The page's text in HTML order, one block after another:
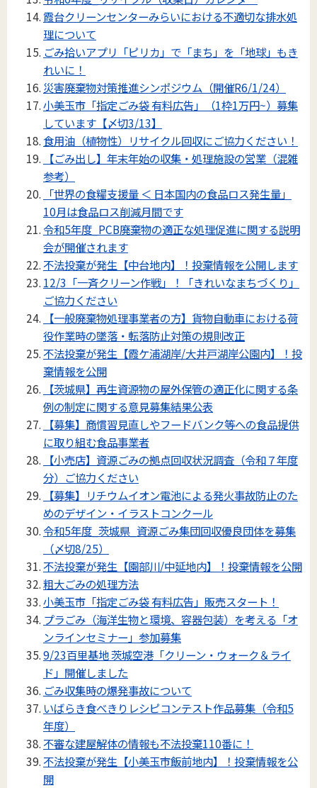
霞台クリーンセンターみらいにおける不適切な排水処
理について
ごみ拾いアプリ「ピリカ」で「まち」を「地球」もき
れいに！
災害廃棄物対策推進シンポジウム（開催R6/1/24）
小美玉市「指定ごみ袋 有料広告」（1枠1万円~）募集
しています【〆切3/13】
食用油（植物性）リサイクル回収にご協力ください！
【ごみ出し】年末年始の収集・処理施設の営業（混雑
参考）
「世界の食糧支援量 ＜ 日本国内の食品ロス発生量」
10月は食品ロス削減月間です
令和5年度_PCB廃棄物の適正な処理促進に関する説明
会が開催されます
不法投棄が発生【中台地内】！投棄情報を公開します
12/3「一斉クリーン作戦」！「きれいなまちづくり」
ご協力ください
【一般廃棄物処理事業者の方】貨物⾃動⾞における荷
役作業時の墜落・転落防⽌対策の規則改正
不法投棄が発生【霞ケ浦湖岸/大井戸湖岸公園内】！投
棄情報を公開
【茨城県】再生資源物の屋外保管の適正化に関する条
例の制定に関する意見募集結果公表
【募集】商慣習⾒直しやフードバンク等への⾷品提供
に取り組む⾷品事業者
【小売店】資源ごみの拠点回収状況調査（令和７年度
分）ご協力ください
【募集】リチウムイオン電池による発火事故防止のた
めのデザイン・イラストコンクール
令和5年度_茨城県_資源ごみ集団回収優良団体を募集
（〆切8/25）
不法投棄が発生【園部川/中延地内】！投棄情報を公開
粗大ごみの処理方法
小美玉市「指定ごみ袋 有料広告」販売スタート！
プラごみ（海洋生物と環境、容器包装）を考える「オ
ンラインセミナー」参加募集
9/23百里基地 茨城空港「クリーン・ウォーク＆ライ
ド」開催しました
ごみ収集時の爆発事故について
いばらき食べきりレシピコンテスト作品募集（令和5
年度）
不審な建屋解体の情報も不法投棄110番に！
不法投棄が発生【小美玉市飯前地内】！投棄情報を公
開